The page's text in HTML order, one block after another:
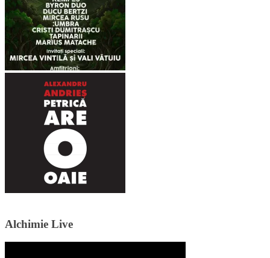
Alchimie Live